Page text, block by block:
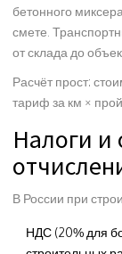
бетонного
смете.
от склада до
Расчёт прост:
тариф за км ×
Налоги и
В России при
НДС (20% для